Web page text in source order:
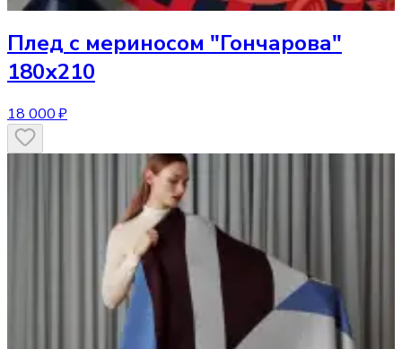
Плед с мериносом "Гончарова"
180х210
18 000 ₽